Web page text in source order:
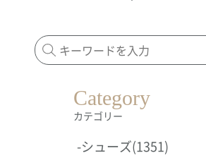
Category
カテゴリー
-シューズ(1351)